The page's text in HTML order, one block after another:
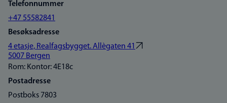
Telefonnummer
+47 55582841
Besøksadresse
4 etasje, Realfagsbygget. Allègaten 41
5007 Bergen
Rom: Kontor: 4E18c
Postadresse
Postboks 7803